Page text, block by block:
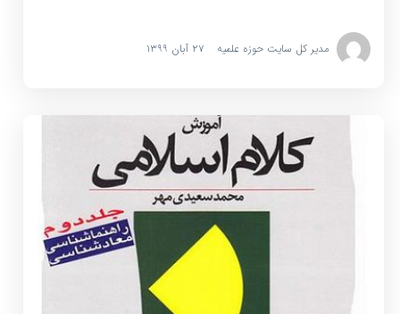
مدیر کل سایت حوزه علمیه